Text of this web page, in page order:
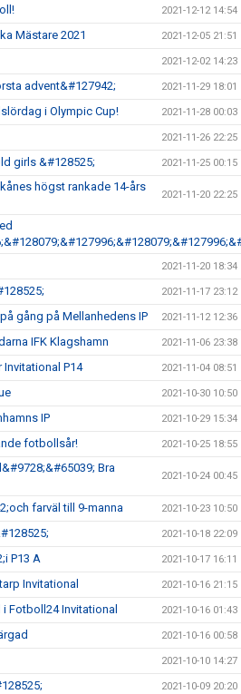
2021-12-12 14:54
Mästare 2021 2021-12-05 21:51
2021-12-02 14:23
advent&#127942; 2021-11-29 18:01
i Olympic Cup! 2021-11-28 00:03
2021-11-26 22:25
girls &#128525; 2021-11-25 00:15
högst rankade 14-års
2021-11-20 22:25
2021-11-20 18:34
2021-11-17 23:12
gång på Mellanhedens IP 2021-11-12 12:36
IFK Klagshamn 2021-11-06 23:38
Invitational P14 2021-11-04 08:51
2021-10-30 10:50
IP 2021-10-29 15:34
fotbollsår! 2021-10-25 18:55
Bra
2021-10-24 00:45
farväl till 9-manna 2021-10-23 10:50
2021-10-18 22:09
P13 A 2021-10-17 16:11
Invitational 2021-10-16 21:15
Fotboll24 Invitational 2021-10-16 01:43
2021-10-16 00:58
2021-10-10 14:27
2021-10-09 20:20